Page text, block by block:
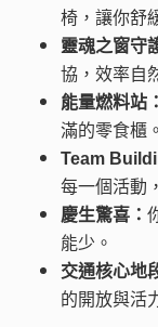
椅，讓你舒
靈魂之窗守
協，效率自
能量燃料站：
滿的零食櫃
Team
每一個活動
慶生驚喜：
能少。
交通核心地
的開放與活